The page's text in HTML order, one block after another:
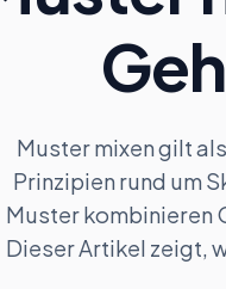
Muster mixen gilt
Prinzipien rund um
Muster kombinieren
Dieser Artikel zeigt,